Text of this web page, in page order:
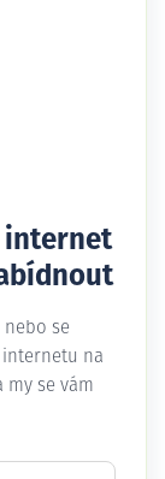
internet
se
na
my se vám